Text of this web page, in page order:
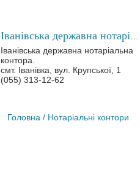
Іванівська державна нотаріальна
контора.
смт. Іванівка, вул. Крупської, 1
(055) 313-12-62
Головна / Нотаріальні контори